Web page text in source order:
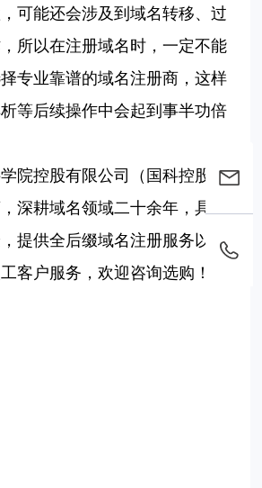
可能还会涉及到域名转移、过
所以在注册域名时，一定不能
专业靠谱的域名注册商，这样
等后续操作中会起到事半功倍
院控股有限公司（国科控股）
深耕域名领域二十余年，具有
提供全后缀域名注册服务以及
客户服务，欢迎咨询选购！